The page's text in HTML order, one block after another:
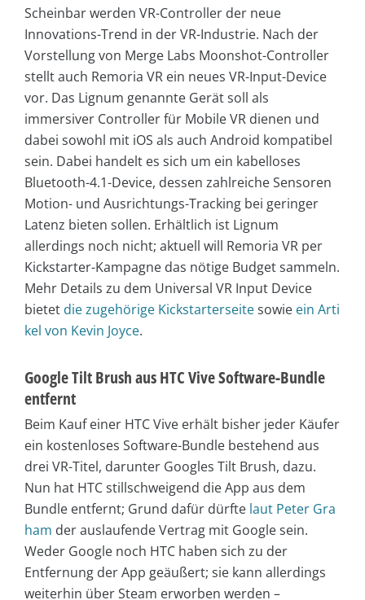
Scheinbar werden VR-Controller der neue
Innovations-Trend in der VR-Industrie. Nach der
Vorstellung von Merge Labs Moonshot-Controller
stellt auch Remoria VR ein neues VR-Input-Device
vor. Das Lignum genannte Gerät soll als
immersiver Controller für Mobile VR dienen und
dabei sowohl mit iOS als auch Android kompatibel
sein. Dabei handelt es sich um ein kabelloses
Bluetooth-4.1-Device, dessen zahlreiche Sensoren
Motion- und Ausrichtungs-Tracking bei geringer
Latenz bieten sollen. Erhältlich ist Lignum
allerdings noch nicht; aktuell will Remoria VR per
Kickstarter-Kampagne das nötige Budget sammeln.
Mehr Details zu dem Universal VR Input Device
bietet die zugehörige Kickstarterseitesowie ein Arti
kel von Kevin Joyce.
Google Tilt Brush aus HTC Vive Software-Bundle
entfernt
Beim Kauf einer HTC Vive erhält bisher jeder Käufer
ein kostenloses Software-Bundle bestehend aus
drei VR-Titel, darunter Googles Tilt Brush, dazu.
Nun hat HTC stillschweigend die App aus dem
Bundle entfernt; Grund dafür dürfte laut Peter Gra
ham der auslaufende Vertrag mit Google sein.
Weder Google noch HTC haben sich zu der
Entfernung der App geäußert; sie kann allerdings
weiterhin über Steam erworben werden –